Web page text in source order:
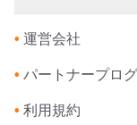
• 運営会社
• パートナープロ
• 利用規約